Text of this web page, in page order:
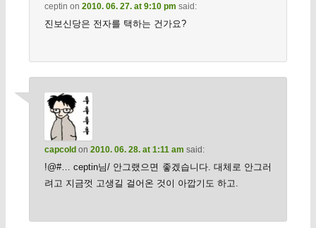
ceptin on 2010. 06. 27. at 9:10 pm said:
진보신당은 전자를 택하는 건가요?
capcold on 2010. 06. 28. at 1:11 am said:
!@#… ceptin님/ 안그랬으면 좋겠습니다. 대체로 안그러
려고 지금껏 고생길 걸어온 것이 아깝기도 하고.